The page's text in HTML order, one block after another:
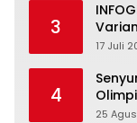
3
17 Juli
4
25